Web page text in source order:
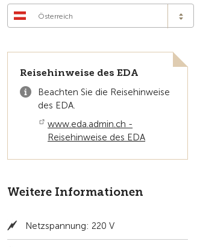
Österreich
Reisehinweise des EDA
Beachten Sie die Reisehinweise
des EDA.
www.eda.admin.ch -
Reisehinweise des EDA
Weitere Informationen
Netzspannung: 220 V